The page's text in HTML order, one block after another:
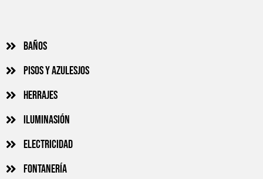
Baños
Pisos y azulesjos
Herrajes
Iluminasión
Electricidad
Fontanería